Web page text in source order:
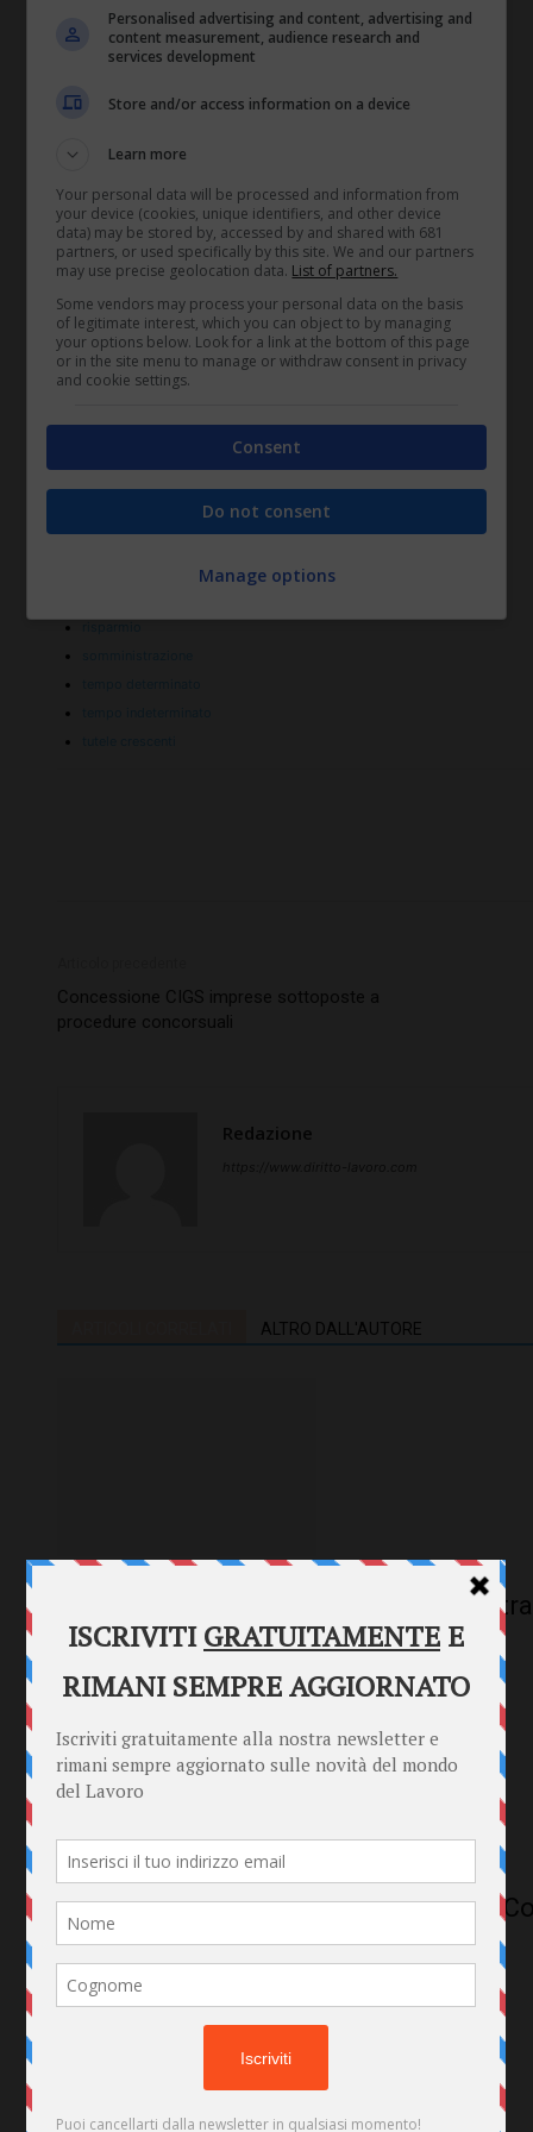
lavoratori disabili;
apprendista
apprendistato
benefici cumulabili
bonus contributivo
contributi INPS
garanzia giovani
giovani genitori
jobs act
Legge di Stabilità 2015
Concessione CIGS imprese sottoposte a
procedure concorsuali
Redazione
ALTRO DALL'AUTORE
Colf e Badanti: Guida Completa a
Previdenziali
Normative Vigenti per Colf e Badanti:
Personalised advertising and content, advertising and
content measurement, audience research and
services development
Store and/or access information on a device
Learn more
Your personal data will be processed and information from
your device (cookies, unique identifiers, and other device
data) may be stored by, accessed by and shared with 681
partners, or used specifically by this site. We and our partners
may use precise geolocation data. List of partners.
Some vendors may process your personal data on the basis
of legitimate interest, which you can object to by managing
your options below. Look for a link at the bottom of this page
or in the site menu to manage or withdraw consent in privacy
and cookie settings.
Consent
Do not consent
Manage options